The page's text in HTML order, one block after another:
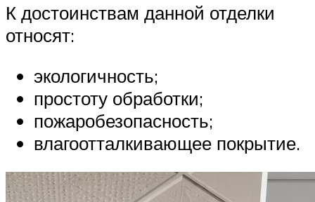
К достоинствам данной отделки
относят:
экологичность;
простоту обработки;
пожаробезопасность;
влагоотталкивающее покрытие.